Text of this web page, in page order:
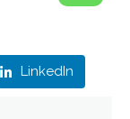
LinkedIn